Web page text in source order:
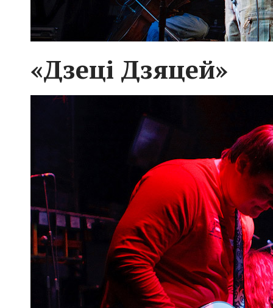
«Дзеці Дзяцей»